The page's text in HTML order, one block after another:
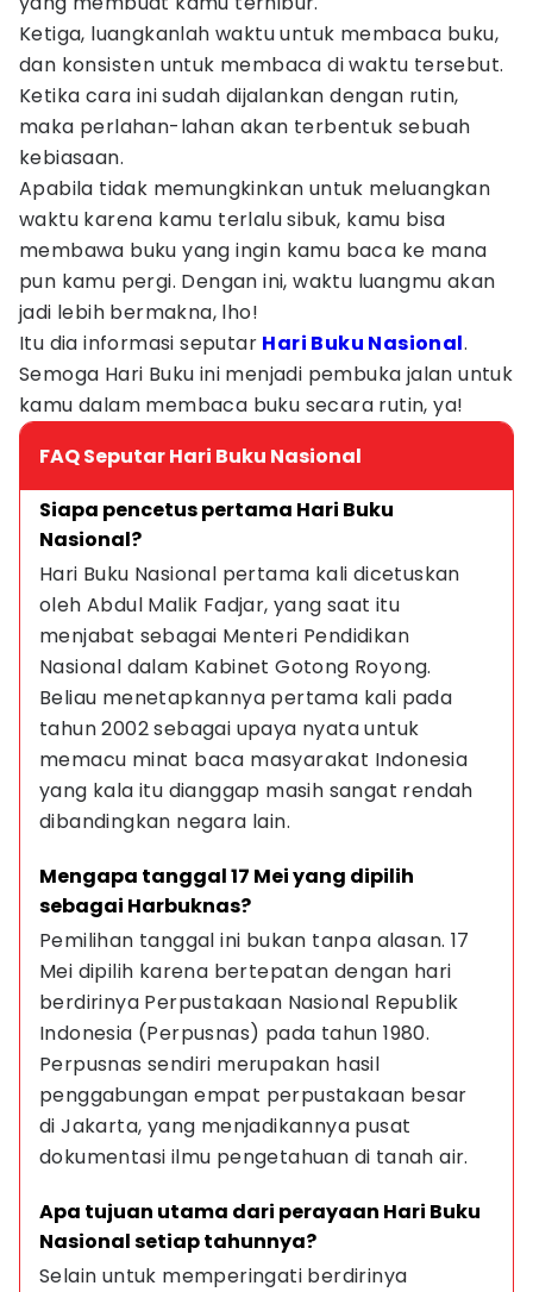
Ketiga, luangkanlah waktu untuk membaca buku,
dan konsisten untuk membaca di waktu tersebut.
Ketika cara ini sudah dijalankan dengan rutin,
maka perlahan-lahan akan terbentuk sebuah
kebiasaan.
Apabila tidak memungkinkan untuk meluangkan
waktu karena kamu terlalu sibuk, kamu bisa
membawa buku yang ingin kamu baca ke mana
pun kamu pergi. Dengan ini, waktu luangmu akan
jadi lebih bermakna, lho!
Itu dia informasi seputar Hari Buku Nasional.
Semoga Hari Buku ini menjadi pembuka jalan untuk
kamu dalam membaca buku secara rutin, ya!
FAQ Seputar Hari Buku Nasional
Siapa pencetus pertama Hari Buku
Nasional?
Hari Buku Nasional pertama kali dicetuskan
oleh Abdul Malik Fadjar, yang saat itu
menjabat sebagai Menteri Pendidikan
Nasional dalam Kabinet Gotong Royong.
Beliau menetapkannya pertama kali pada
tahun 2002 sebagai upaya nyata untuk
memacu minat baca masyarakat Indonesia
yang kala itu dianggap masih sangat rendah
dibandingkan negara lain.
Mengapa tanggal 17 Mei yang dipilih
sebagai Harbuknas?
Pemilihan tanggal ini bukan tanpa alasan. 17
Mei dipilih karena bertepatan dengan hari
berdirinya Perpustakaan Nasional Republik
Indonesia (Perpusnas) pada tahun 1980.
Perpusnas sendiri merupakan hasil
penggabungan empat perpustakaan besar
di Jakarta, yang menjadikannya pusat
dokumentasi ilmu pengetahuan di tanah air.
Apa tujuan utama dari perayaan Hari Buku
Nasional setiap tahunnya?
Selain untuk memperingati berdirinya